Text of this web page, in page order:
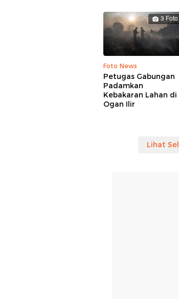
3 Foto
Foto News
Petugas Gabungan
Padamkan
Kebakaran Lahan di
Ogan Ilir
Lihat